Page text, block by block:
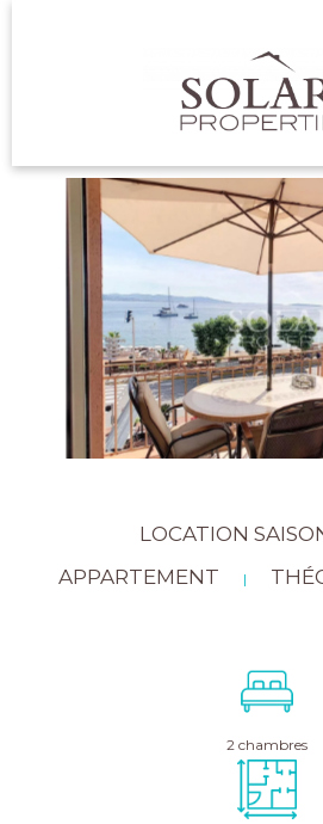
LOCATION
APPARTEMENT
|
2 chambres